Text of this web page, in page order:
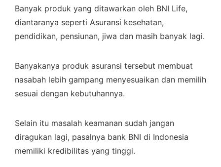
Banyak produk yang ditawarkan oleh BNI Life,
diantaranya seperti Asuransi kesehatan,
pendidikan, pensiunan, jiwa dan masih banyak lagi.
Banyakanya produk asuransi tersebut membuat
nasabah lebih gampang menyesuaikan dan memilih
sesuai dengan kebutuhannya.
Selain itu masalah keamanan sudah jangan
diragukan lagi, pasalnya bank BNI di Indonesia
memiliki kredibilitas yang tinggi.